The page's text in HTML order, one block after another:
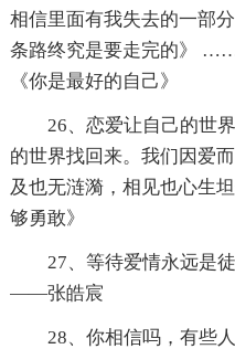
相信里面有我失去的一部
条路终究是要走完的》
《你是最好的自己》
26、恋爱让自己的世
的世界找回来。我们因爱
及也无涟漪，相见也心生
够勇敢》
27、等待爱情永远是
——张皓宸
28、你相信吗，有些